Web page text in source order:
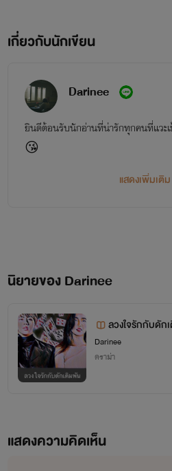
ฟูจิ
คงเป็นน้องรหัสพี่เค้าเสมอผมทนเห็
"ถ้าพี่ตายไปเค้าก็ไม่รักพี่ขึ้นมาหรอก
ที! อย่าทำแบบนี้ให้กับผู้ชา
เกี่ยวกับนักเขียน
Darinee
ยินดีต้อนรับนักอ่านที่น่ารักทุกคนที่แวะเ
😘
ใครสนใจซื้อนิยายของไรท์สามารถติดต่
อิเล็กทรอนิกส์เท่านั้นนะคะไม่ได้ขายเป็น
แสดงเพิ่มเติม
นิยายของ Darinee
ลวงใจรักกับดัก
Darinee
ดราม่า
แสดงความคิดเห็น